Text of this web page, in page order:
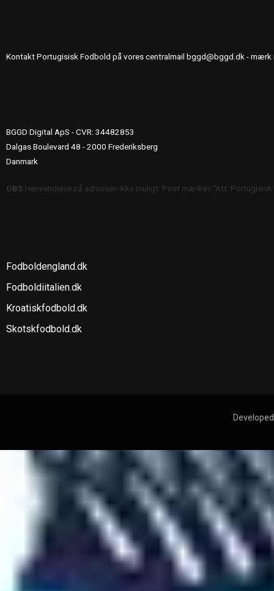
Kontakt Portugisisk Fodbold på vores centralmail bggd@bggd.dk - mærk
BGGD Digital ApS - CVR: 34482853
Dalgas Boulevard 48 - 2000 Frederiksberg
Danmark
OBS:Henvendelse på adressen ikke muligt. Post mærkes "Att:
Fodboldengland.dk
Fodboldiitalien.dk
Kroatiskfodbold.dk
Skotskfodbold.dk